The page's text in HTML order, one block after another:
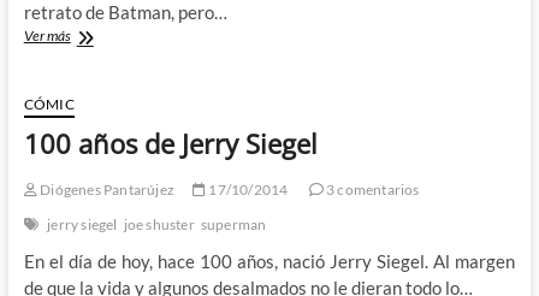
retrato de Batman, pero…
Ver másPor
mundo
necesita
a
(I):
inmobiliaria
desde
Jerry
CÓMIC
100 años de Jerry Siegel
Diógenes Pantarújez 17/10/2014
3 comentarios
jerry siegel joe shuster superman
En el día de hoy, hace 100 años, nació Jerry Siegel. Al margen
de que la vida y algunos desalmados no le dieran todo lo…